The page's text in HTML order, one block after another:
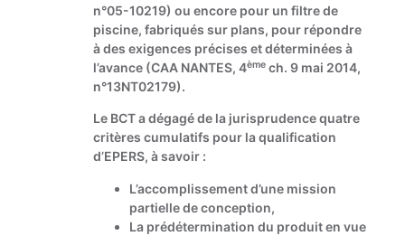
n°05-10219) ou encore pour un filtre de
piscine, fabriqués sur plans, pour répondre
à des exigences précises et déterminées à
l’avance (CAA NANTES, 4èmech. 9 mai 2014,
n°13NT02179).
Le BCT a dégagé de la jurisprudence quatre
critères cumulatifs pour la qualification
d’EPERS, à savoir :
L’accomplissement d’une mission
partielle de conception,
La prédétermination du produit en vue